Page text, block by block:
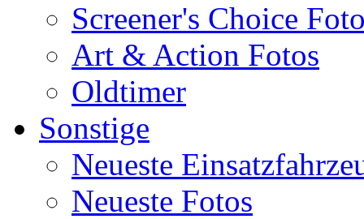
Screener's Choice
Art & Action Fotos
Oldtimer
Sonstige
Neueste
Neueste Fotos